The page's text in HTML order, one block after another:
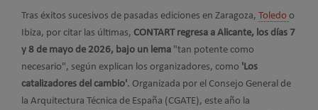
Tras éxitos sucesivos de pasadas ediciones en Zaragoza, Toledo o
Ibiza, por citar las últimas, CONTART regresa a Alicante, los días 7
y 8 de mayo de 2026, bajo un lema "tan potente como
necesario", según explican los organizadores, como 'Los
catalizadores del cambio'. Organizada por el Consejo General de
la Arquitectura Técnica de España (CGATE), este año la